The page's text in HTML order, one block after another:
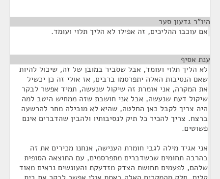
היו"ר גדעון סער
אם עוכבו ההליכים, זה אפילו לא הליך תלוי ועומד.
ענת אסיף
לא הליך תלוי ועומד, אבל שסביר במובן של זה, שיכול להיות
שאם הנסיבות האלה יתפרסמו ברבים, אז אולי זה כן יכשיל
את המקרה, אני אומרת זה שיקול שנעשה, תמיד אפשר לבקר
שיקול דעת שנעשה, אבל אני חושבת שזה ממחיש היטב למה
היה צריך לקבל כאן החלטה, שהיא לא מובילה מחר להרשעה
ברצח. צריך להכיר כל תיק לנסיבותיו ולהבין שהדברים אינם
פשוטים.
אני אגיד מילה לגבי חומרת הענישה, אנחנו מכירים את זה
בהרבה תחומים שכשדברים מתפרסמים, עם התוצאה הסופית
שלהם, לפעמים תחושת הצדק מזדעקת והעונשים נראים מאוד